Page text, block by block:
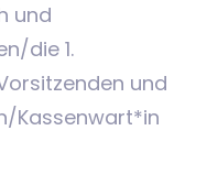
und
die 1.
und
Kassenwart*in